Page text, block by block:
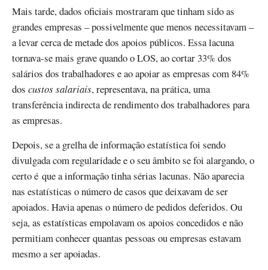
Mais tarde, dados oficiais mostraram que tinham sido as
grandes empresas – possivelmente que menos necessitavam –
a levar cerca de metade dos apoios públicos. Essa lacuna
tornava-se mais grave quando o LOS, ao cortar 33% dos
salários dos trabalhadores e ao apoiar as empresas com 84%
dos custos salariais, representava, na prática, uma
transferência indirecta de rendimento dos trabalhadores para
as empresas.
Depois, se a grelha de informação estatística foi sendo
divulgada com regularidade e o seu âmbito se foi alargando, o
certo é que a informação tinha sérias lacunas. Não aparecia
nas estatísticas o número de casos que deixavam de ser
apoiados. Havia apenas o número de pedidos deferidos. Ou
seja, as estatísticas empolavam os apoios concedidos e não
permitiam conhecer quantas pessoas ou empresas estavam
mesmo a ser apoiadas.